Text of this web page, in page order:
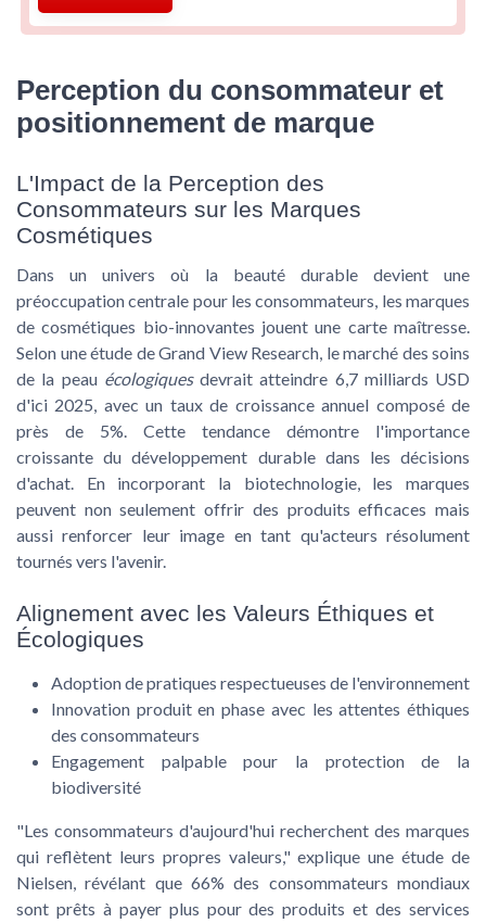
Perception du consommateur et
positionnement de marque
L'Impact de la Perception des
Consommateurs sur les Marques
Cosmétiques
Dans un univers où la beauté durabledevient une
préoccupation centrale pour les consommateurs, les marques
de cosmétiques bio-innovantes jouent une carte maîtresse.
Selon une étude de Grand View Research, le marché des soins
de la peau écologiquesdevrait atteindre 6,7 milliards USD
d'ici 2025, avec un taux de croissance annuel composé de
près de 5%. Cette tendance démontre l'importance
croissante dudéveloppement durabledans les décisions
d'achat. En incorporant la biotechnologie, les marques
peuvent non seulement offrir des produits efficaces mais
aussi renforcer leur image en tant qu'acteurs résolument
tournés vers l'avenir.
Alignement avec les Valeurs Éthiques et
Écologiques
Adoption de pratiques respectueuses de l'environnement
Innovation produit en phase avec les attentes éthiques
des consommateurs
Engagement palpable pour la protection de la
biodiversité
"Les consommateurs d'aujourd'hui recherchent des marques
qui reflètent leurs propres valeurs," explique une étude de
Nielsen, révélant que 66% des consommateurs mondiaux
sont prêts à payer plus pour des produits et des services